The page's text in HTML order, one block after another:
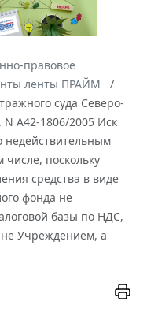
правовое
ленты ПРАЙМ
суда Северо-
N А42-1806/2005 Иск
поскольку
средства в виде
фонда не
базы по НДС,
не Учреждением, а